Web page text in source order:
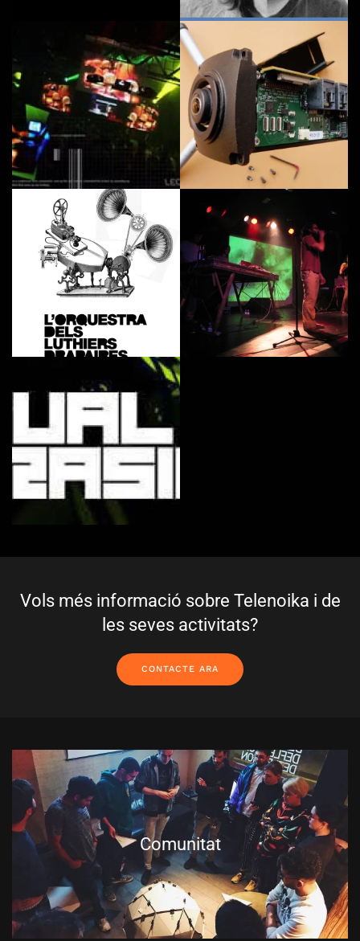
Vols més informació sobre Telenoika i de
les seves activitats?
CONTACTE ARA
Comunitat